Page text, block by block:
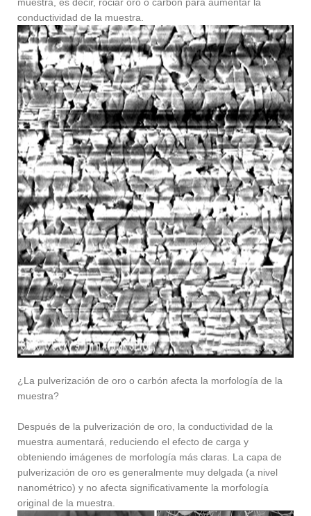
conductividad de la muestra.
¿La pulverización de oro o carbón afecta la morfología de la
muestra?
Después de la pulverización de oro, la conductividad de la
muestra aumentará, reduciendo el efecto de carga y
obteniendo imágenes de morfología más claras. La capa de
pulverización de oro es generalmente muy delgada (a nivel
nanométrico) y no afecta significativamente la morfología
original de la muestra.